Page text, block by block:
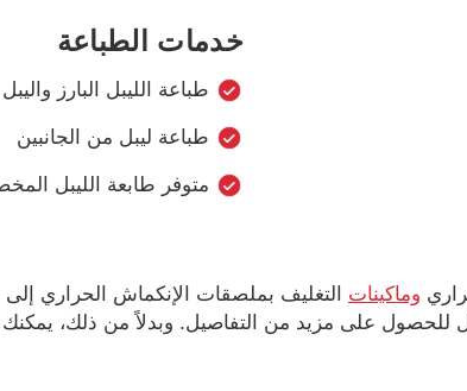
خدمات الطباعة
طباعة الليبل البارز
طباعة ليبل من الجانبين
متوفر طابعة الليبل
وماكينات التغليف بملصقات الإنكماش الحراري
للحصول على مزيد من التفاصيل. وبدلاً من ذلك،